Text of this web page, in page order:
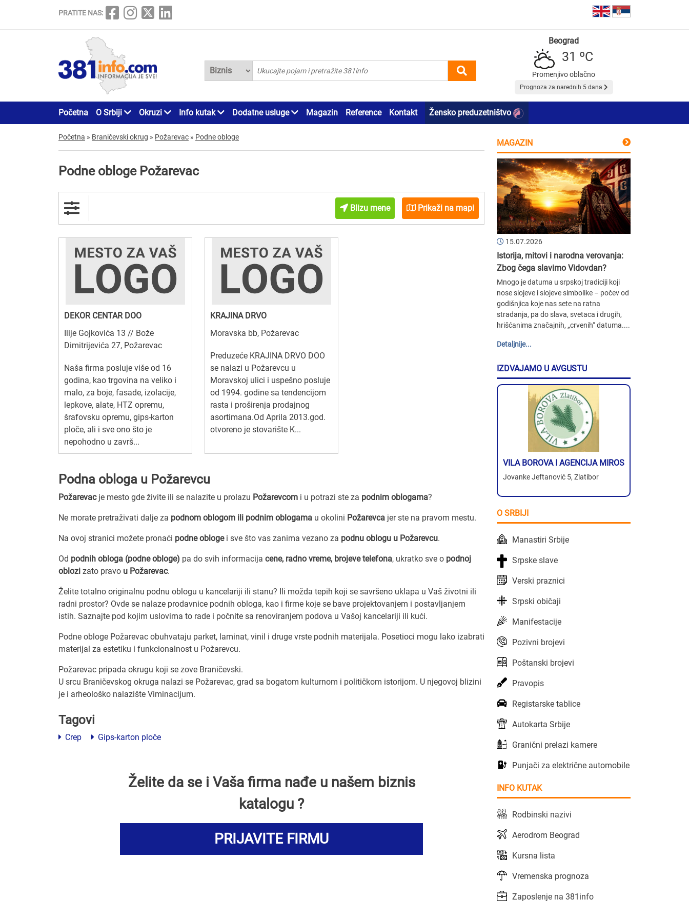
PRATITE NAS:
Beograd
31 ºC
Promenjivo oblačno
Prognoza za narednih 5 dana
Početna O Srbiji Okruzi Info kutak Dodatne usluge Magazin Reference Kontakt Žensko preduzetništvo
Početna » Braničevski okrug » Požarevac » Podne obloge
Podne obloge Požarevac
Blizu mene Prikaži na mapi
DEKOR CENTAR DOO
Ilije Gojkovića 13 // Bože
Dimitrijevića 27, Požarevac
Naša firma posluje više od 16
godina, kao trgovina na veliko i
malo, za boje, fasade, izolacije,
lepkove, alate, HTZ opremu,
šrafovsku opremu, gips-karton
ploče, ali i sve ono što je
nepohodno u završ...
KRAJINA DRVO
Moravska bb, Požarevac
Preduzeće KRAJINA DRVO DOO
se nalazi u Požarevcu u
Moravskoj ulici i uspešno posluje
od 1994. godine sa tendencijom
rasta i proširenja prodajnog
asortimana.Od Aprila 2013.god.
otvoreno je stovarište K...
Podna obloga u Požarevcu
Požarevacje mesto gde živite ili se nalazite u prolazu Požarevcom i u potrazi ste za podnim oblogama?
Ne morate pretraživati dalje za podnom oblogom ili podnim oblogama u okolini Požarevca jer ste na pravom mestu.
Na ovoj stranici možete pronaći podne oblogei sve što vas zanima vezano za podnu oblogu u Požarevcu.
Od podnih obloga (podne obloge) pa do svih informacija cene, radno vreme, brojeve telefona, ukratko sve o podnoj
oblozi zato pravo u Požarevac.
Želite totalno originalnu podnu oblogu u kancelariji ili stanu? Ili možda tepih koji se savršeno uklapa u Vaš životni ili
radni prostor? Ovde se nalaze prodavnice podnih obloga, kao i firme koje se bave projektovanjem i postavljanjem
istih. Saznajte pod kojim uslovima to rade i počnite sa renoviranjem podova u Vašoj kancelariji ili kući.
Podne obloge Požarevac obuhvataju parket, laminat, vinil i druge vrste podnih materijala. Posetioci mogu lako izabrati
materijal za estetiku i funkcionalnost u Požarevcu.
Požarevac pripada okrugu koji se zove Braničevski.
U srcu Braničevskog okruga nalazi se Požarevac, grad sa bogatom kulturnom i političkom istorijom. U njegovoj blizini
je i arheološko nalazište Viminacijum.
Tagovi
Crep Gips-karton ploče
Želite da se i Vaša firma nađe u našem biznis
katalogu ?
PRIJAVITE FIRMU
MAGAZIN
15.07.2026
Istorija, mitovi i narodna verovanja:
Zbog čega slavimo Vidovdan?
Mnogo je datuma u srpskoj tradiciji koji
nose slojeve i slojeve simbolike – počev od
godišnjica koje nas sete na ratna
stradanja, pa do slava, svetaca i drugih,
hrišćanima značajnih, „crvenih“ datuma....
Detaljnije...
IZDVAJAMO U AVGUSTU
VILA BOROVA I AGENCIJA MIROS
Jovanke Jeftanović 5, Zlatibor
O SRBIJI
Manastiri Srbije
Srpske slave
Verski praznici
Srpski običaji
Manifestacije
Pozivni brojevi
Poštanski brojevi
Pravopis
Registarske tablice
Autokarta Srbije
Granični prelazi kamere
Punjači za električne automobile
INFO KUTAK
Rodbinski nazivi
Aerodrom Beograd
Kursna lista
Vremenska prognoza
Zaposlenje na 381info